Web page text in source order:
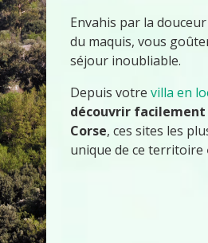
Envahis par la
du maquis, vous
séjour inoubliable.
Depuis votre villa en
découvrir facilement
Corse, ces sites les
unique de ce territoire